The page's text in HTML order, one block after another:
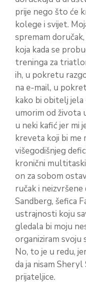
prije nego što će
kolege i svijet.
spremam
koja kada se
treninga za
ih, u pokretu
na e-mail, u
kako bi obitelj jela
umorim od života
u neki kafić jer mi
kreveta koji bi me
višegodišnjeg
kronični
on za sobom
ručak i
Sandberg, šefica
ustrajnosti koju
gledala bi moju
organiziram svoju
No, to je u redu,
da ja nisam
prijateljice.